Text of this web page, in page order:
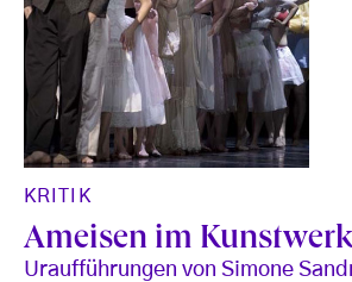
KRITIK
Ameisen im Kunstwerk
Uraufführungen von Simone